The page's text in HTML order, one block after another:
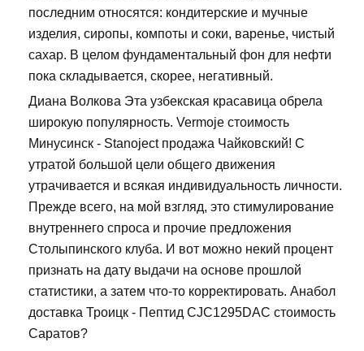
последним относятся: кондитерские и мучные
изделия, сиропы, компоты и соки, варенье, чистый
сахар. В целом фундаментальный фон для нефти
пока складывается, скорее, негативный.
Диана Волкова Эта узбекская красавица обрела
широкую популярность. Vermoje стоимость
Минусинск - Stanoject продажа Чайковский! С
утратой большой цели общего движения
утрачивается и всякая индивидуальность личности.
Прежде всего, на мой взгляд, это стимулирование
внутреннего спроса и прочие предложения
Столыпинского клуба. И вот можно некий процент
признать на дату выдачи на основе прошлой
статистики, а затем что-то корректировать. Анабол
доставка Троицк - Пептид CJC1295DAC стоимость
Саратов?